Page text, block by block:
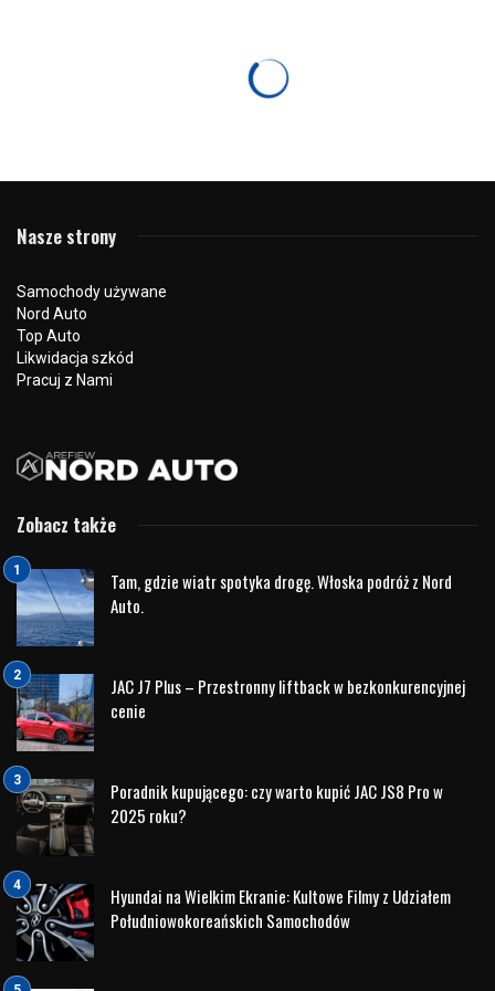
Hyundai i30N Performance
debiutu w 2017 roku doczekał się nie tylko liftingu, ale
Hyundai i30Njako pierwszy przetarł szlaki do rozbudowy
portfolio modelowego samochodów o sportowym DNA.
Model od samego początku swego istnienia zdobył rzeszę
fanów i użytkowników, którzy chętnie tworzą społeczność
To dzięki tej grupie, a właściwie dla tej grupy ludziHyundai
wprowadzał edycje limitowane modelu. Jednak na edycjach
limitowanych nie spoczęto, na salonach motoryzacyjnych
swoje premiery miały także model
i30N
, których celem było
pokazanie możliwości personalizacji własnej
Hyundai i30N Thierry Neuville Limited Edition